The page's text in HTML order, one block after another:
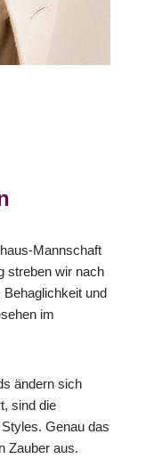
Mannschaft
streben wir nach
und
im
ändern sich
sind die
Genau das
Zauber aus.